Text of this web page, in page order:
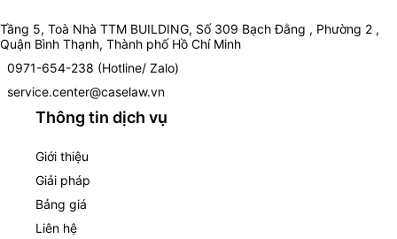
Tầng 5, Toà Nhà TTM BUILDING, Số 309 Bạch Đằng , Phường 2 ,
Quận Bình Thạnh, Thành phố Hồ Chí Minh
0971-654-238 (Hotline/ Zalo)
service.center@caselaw.vn
Thông tin dịch vụ
Giới thiệu
Giải pháp
Bảng giá
Liên hệ